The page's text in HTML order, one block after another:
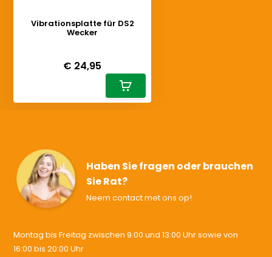
Vibrationsplatte für DS2
Wecker
€ 24,95
Haben Sie fragen oder brauchen
Sie Rat?
Neem contact met ons op!
Montag bis Freitag zwischen 9:00 und 13:00 Uhr sowie von
16:00 bis 20:00 Uhr